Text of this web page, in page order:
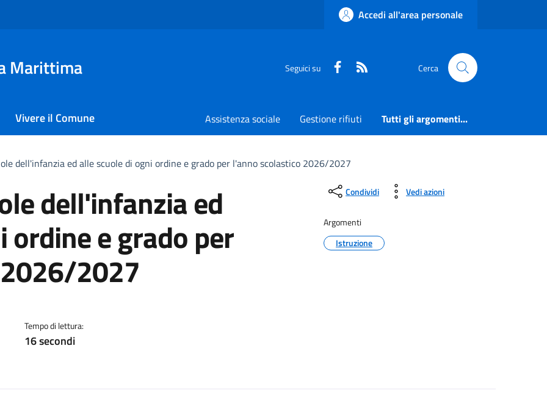
Accedi all'area personale
Marittima Seguici su Faceboook Cerca
Vivere il Comune Assistenza sociale Gestione rifiuti Tutti gli argomenti...
dell'infanzia ed alle scuole di ogni ordine e grado per l'anno scolastico 2026/2027
dell'infanzia ed
ordine e grado per
2027
Tempo di lettura:
16 secondi
Condividi Vedi azioni
Argomenti
Istruzione